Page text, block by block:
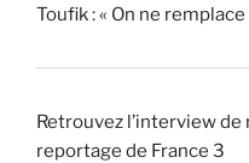
Toufik : « On ne
Retrouvez l’interview
reportage de France 3